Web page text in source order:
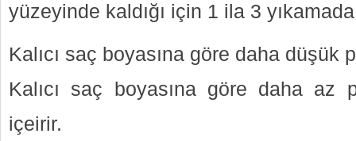
yüzeyinde kaldığı için 1 ila 3 yıkamada
Kalıcı saç boyasına göre daha düşük
Kalıcı saç boyasına göre daha az
içeirir.